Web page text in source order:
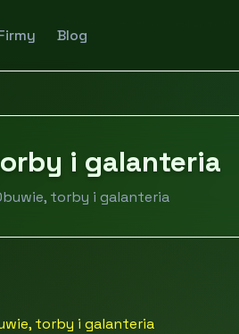
Blog
i galanteria
torby i galanteria
torby i galanteria